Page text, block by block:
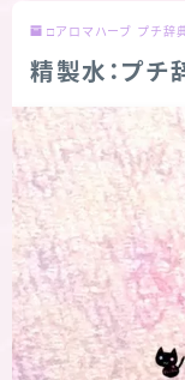
秘密部屋
お知らせ
公式ウェブサイ
Cジャスミン瑠
プロフィール
□アロマハーブ プチ辞
精製水：プチ